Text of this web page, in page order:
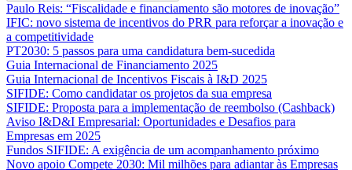
Paulo Reis: “Fiscalidade e financiamento são motores de inovação”
IFIC: novo sistema de incentivos do PRR para reforçar a inovação e
a competitividade
PT2030: 5 passos para uma candidatura bem-sucedida
Guia Internacional de Financiamento 2025
Guia Internacional de Incentivos Fiscais à I&D 2025
SIFIDE: Como candidatar os projetos da sua empresa
SIFIDE: Proposta para a implementação de reembolso (Cashback)
Aviso I&D&I Empresarial: Oportunidades e Desafios para
Empresas em 2025
Fundos SIFIDE: A exigência de um acompanhamento próximo
Novo apoio Compete 2030: Mil milhões para adiantar às Empresas